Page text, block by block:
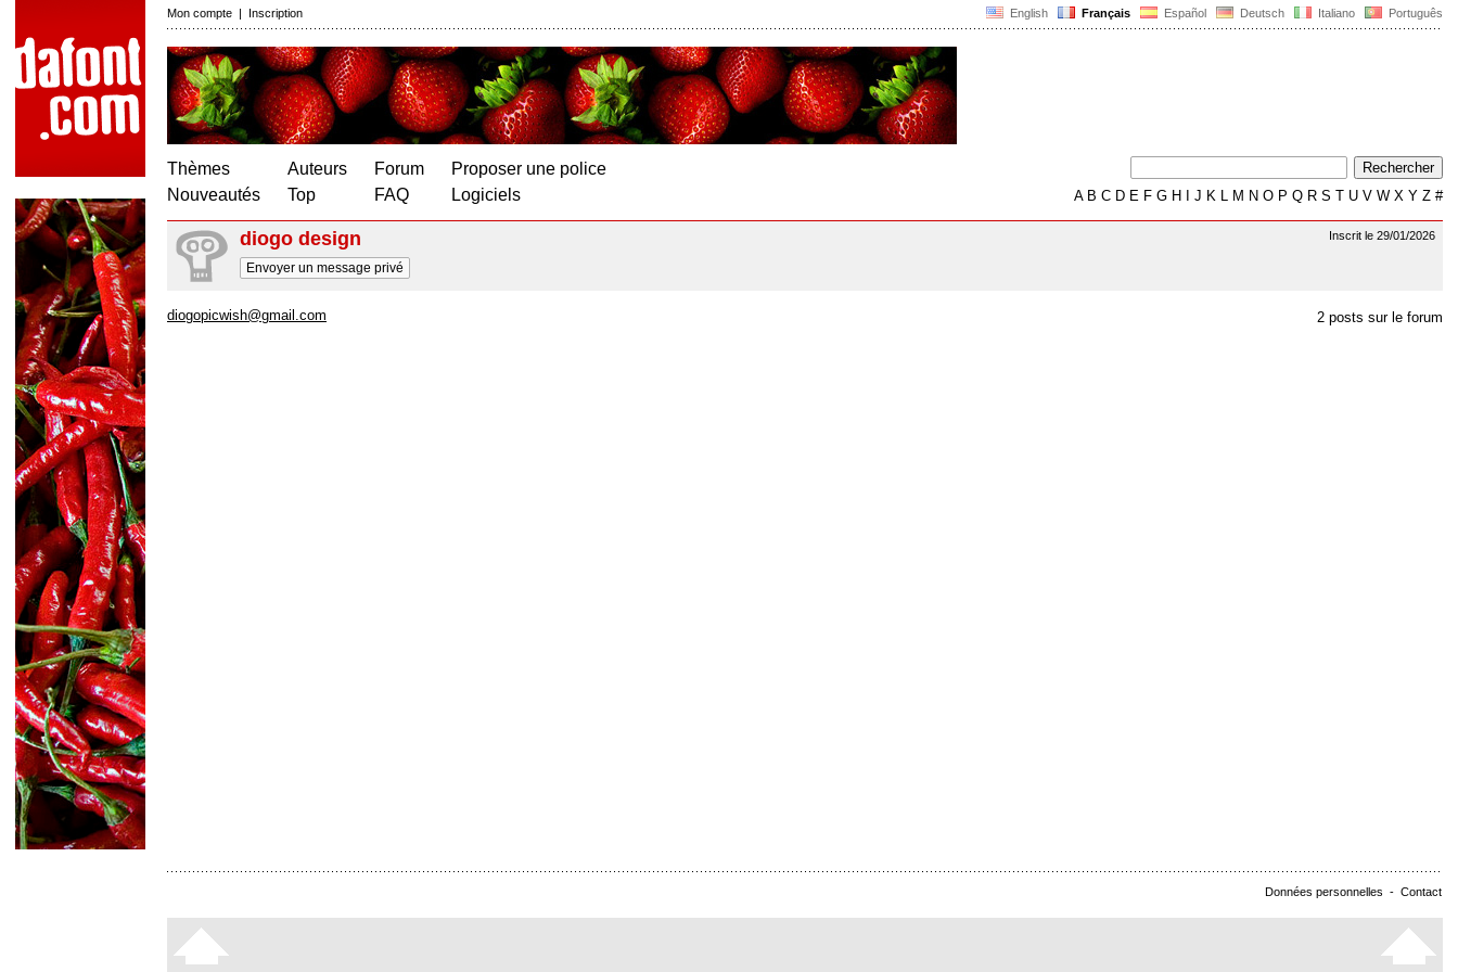
English Français Español Deutsch Italiano Português
Mon compte | Inscription
Thèmes
Nouveautés
Auteurs
Top
Forum
FAQ
Proposer une police
Logiciels
AB C D E F G H J K L M N O P Q R S T U V W X Y Z #
Inscrit le 29/01/2026
diogo design
Envoyer un message privé
2 posts sur le forum
diogopicwish@gmail.com
Données personnelles - Contact